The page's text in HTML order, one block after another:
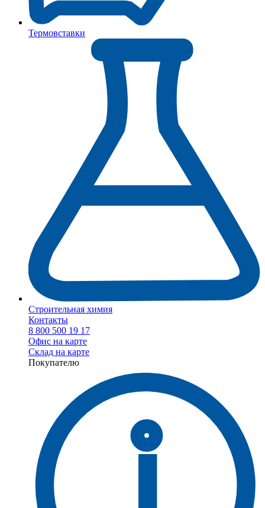
Термовставки
Строительная химия
Контакты
8 800 500 19 17
Офис на карте
Склад на карте
Покупателю